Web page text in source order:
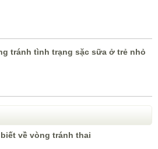
tránh tình trạng sặc sữa ở trẻ nhỏ
về vòng tránh thai